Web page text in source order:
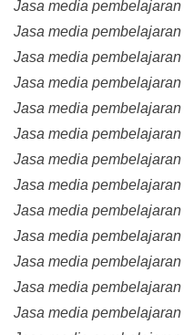
Jasa media
Jasa media
Jasa media
Jasa media
Jasa media
Jasa media
Jasa media
Jasa media
Jasa media
Jasa media
Jasa media
Jasa media
Jasa media